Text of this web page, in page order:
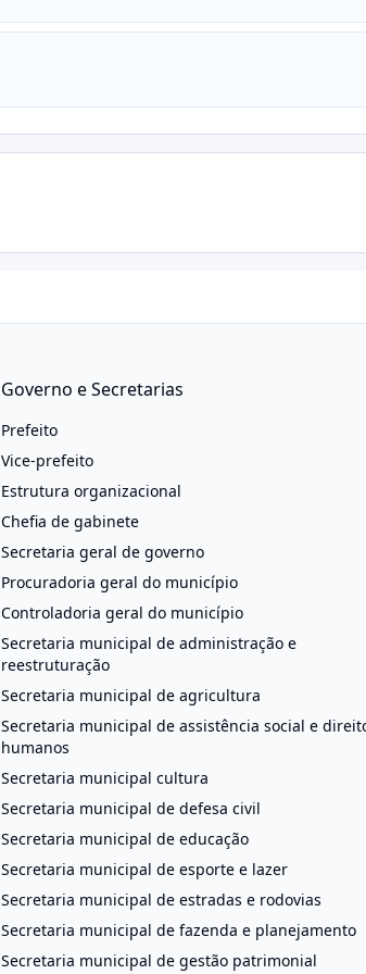
Governo e Secretarias
Prefeito
Vice-prefeito
Estrutura organizacional
Chefia de gabinete
Secretaria geral de governo
Procuradoria geral do município
Controladoria geral do município
Secretaria municipal de administração e
reestruturação
Secretaria municipal de agricultura
Secretaria municipal de assistência social e
humanos
Secretaria municipal cultura
Secretaria municipal de defesa civil
Secretaria municipal de educação
Secretaria municipal de esporte e lazer
Secretaria municipal de estradas e rodovias
Secretaria municipal de fazenda e planejamento
Secretaria municipal de gestão patrimonial